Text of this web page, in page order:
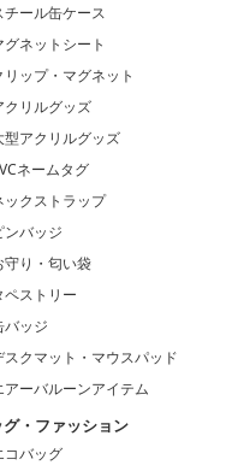
チール缶ケース
グネットシート
リップ・マグネット
クリルグッズ
型アクリルグッズ
ネームタグ
ックストラップ
ンバッジ
守り・匂い袋
ペストリー
バッジ
スクマット・マウスパッド
アーバルーンアイテム
・ファッション
コバッグ